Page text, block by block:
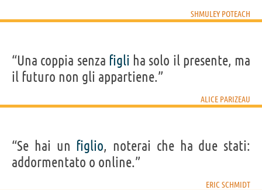
SHMULEY POTEACH
“Una coppia senza figli ha solo il presente, ma
il futuro non gli appartiene.”
ALICE PARIZEAU
“Se hai un figlio, noterai che ha due stati:
addormentato o online.”
ERIC SCHMIDT